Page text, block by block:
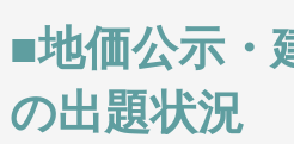
■地価公示・
の出題状況